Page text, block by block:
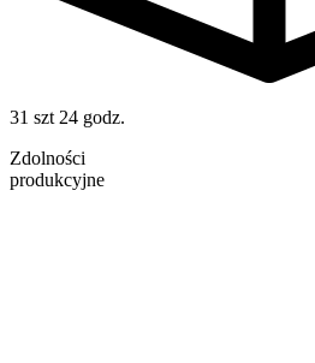
31 szt24 godz.
Zdolności
produkcyjne